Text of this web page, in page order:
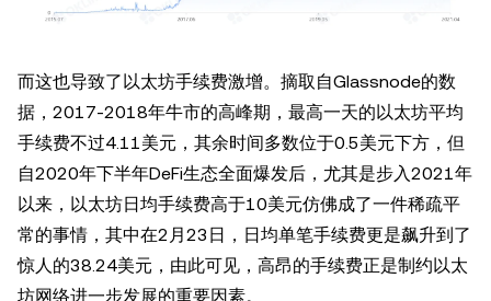
而这也导致了以太坊手续费激增。摘取自Glassnode的数
据，2017-2018年牛市的高峰期，最高一天的以太坊平均
手续费不过4.11美元，其余时间多数位于0.5美元下方，但
自2020年下半年DeFi生态全面爆发后，尤其是步入2021年
以来，以太坊日均手续费高于10美元仿佛成了一件稀疏平
常的事情，其中在2月23日，日均单笔手续费更是飙升到了
惊人的38.24美元，由此可见，高昂的手续费正是制约以太
坊网络进一步发展的重要因素。